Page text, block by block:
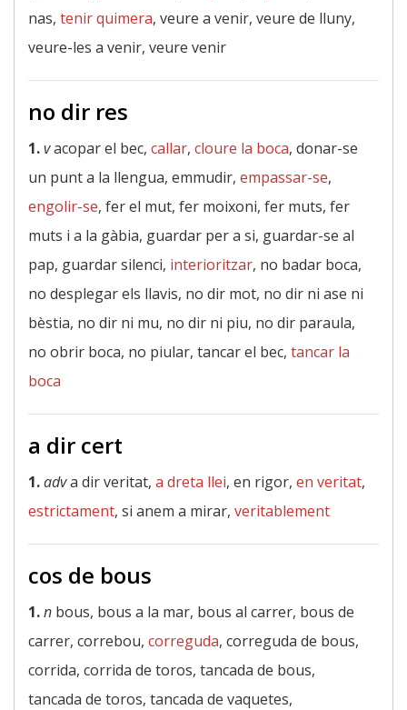
nas, tenir quimera, veure a venir, veure de lluny,
veure-les a venir, veure venir
no dir res
1.vacopar el bec, callar, cloure la boca, donar-se
un punt a la llengua, emmudir, empassar-se,
engolir-se, fer el mut, fer moixoni, fer muts, fer
muts i a la gàbia, guardar per a si, guardar-se al
pap, guardar silenci, interioritzar, no badar boca,
no desplegar els llavis, no dir mot, no dir ni ase ni
bèstia, no dir ni mu, no dir ni piu, no dir paraula,
no obrir boca, no piular, tancar el bec, tancar la
boca
a dir cert
1.adva dir veritat, a dreta llei, en rigor, en veritat,
estrictament, si anem a mirar, veritablement
cos de bous
1.n bous, bous a la mar, bous al carrer, bous de
carrer, correbou, correguda, correguda de bous,
corrida, corrida de toros, tancada de bous,
tancada de toros, tancada de vaquetes,